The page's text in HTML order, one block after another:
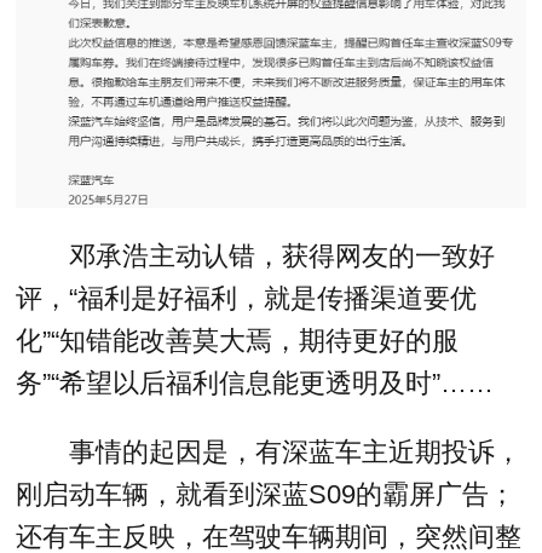
邓承浩主动认错，获得网友的一致好
评，“福利是好福利，就是传播渠道要优
化”“知错能改善莫大焉，期待更好的服
务”“希望以后福利信息能更透明及时”……
事情的起因是，有深蓝车主近期投诉，
刚启动车辆，就看到深蓝S09的霸屏广告；
还有车主反映，在驾驶车辆期间，突然间整